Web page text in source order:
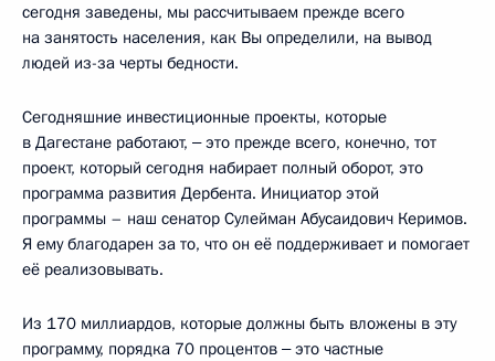
сегодня заведены, мы рассчитываем прежде всего
на занятость населения, как Вы определили, на вывод
людей из-за черты бедности.
Сегодняшние инвестиционные проекты, которые
в Дагестане работают, ‒ это прежде всего, конечно, тот
проект, который сегодня набирает полный оборот, это
программа развития Дербента. Инициатор этой
программы – наш сенатор Сулейман Абусаидович Керимов.
Я ему благодарен за то, что он её поддерживает и помогает
её реализовывать.
Из 170 миллиардов, которые должны быть вложены в эту
программу, порядка 70 процентов ‒ это частные